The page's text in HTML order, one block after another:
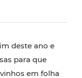
deste ano e
para que
em folha